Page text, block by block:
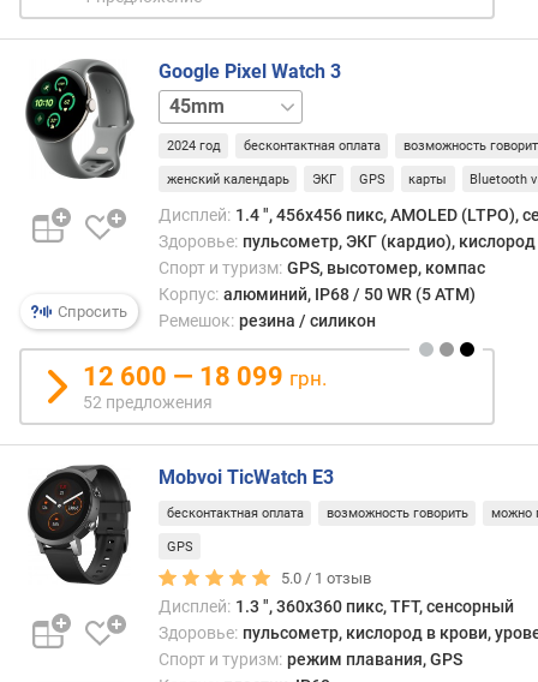
ь
(
н
и
т
)
а
щ
а
ц
ф
р
б
л
а
т
а
в
с
Спросить
Google Pixel Watch 3
41mm41mm
LTE45mm
LTE
2024 год бесконтактная оплата возможность
женский календарь ЭКГ GPS карты Bluetooth
Дисплей: 1.4 ", 456x456 пикс, AMOLED (LTPO),
Здоровье: пульсометр, ЭКГ (кардио), кислород
Спорт и туризм: GPS, высотомер, компас
Корпус: алюминий, IP68 / 50 WR (5 ATM)
Ремешок: резина / силикон
12 600 — 18 099 грн.
52 предложения
Mobvoi TicWatch E3
бесконтактная оплата возможность говорить можно
GPS
5.0 / 1 отзыв
Дисплей: 1.3 ", 360x360 пикс, TFT, сенсорный
Здоровье: пульсометр, кислород в крови,
Спорт и туризм: режим плавания, GPS